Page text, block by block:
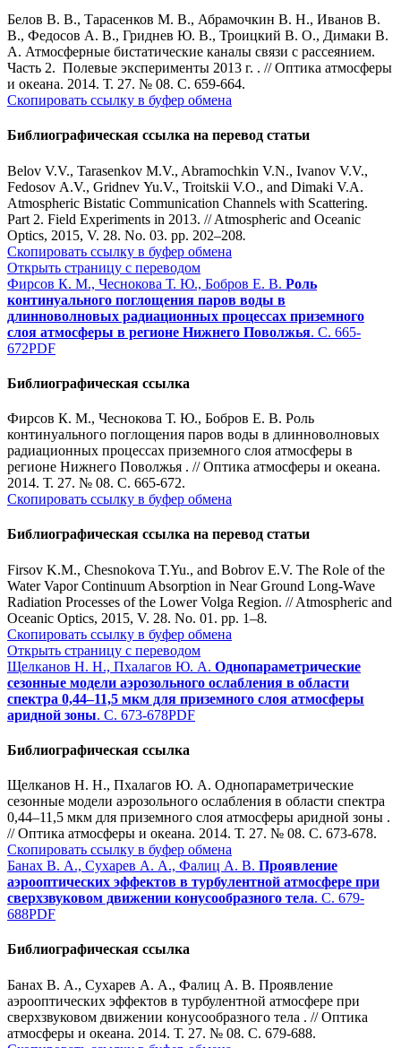
Белов В. В., Тарасенков М. В., Абрамочкин В. Н., Иванов В.
В., Федосов А. В., Гриднев Ю. В., Троицкий В. О., Димаки В.
А. Атмосферные бистатические каналы связи с рассеянием.
Часть 2. Полевые эксперименты 2013 г. . // Оптика атмосферы
и океана. 2014. Т. 27. № 08. С. 659-664.
Скопировать ссылку в буфер обмена
Библиографическая ссылка на перевод статьи
Belov V.V., Tarasenkov M.V., Abramochkin V.N., Ivanov V.V.,
Fedosov A.V., Gridnev Yu.V., Troitskii V.O., and Dimaki V.A.
Atmospheric Bistatic Communication Channels with Scattering.
Part 2. Field Experiments in 2013. // Atmospheric and Oceanic
Optics, 2015, V. 28. No. 03. pp. 202–208.
Скопировать ссылку в буфер обмена
Открыть страницу с переводом
Фирсов К. М., Чеснокова Т. Ю., Бобров Е. В. Роль
континуального поглощения паров воды в
длинноволновых радиационных процессах приземного
слоя атмосферы в регионе Нижнего Поволжья. С. 665-
672PDF
Библиографическая ссылка
Фирсов К. М., Чеснокова Т. Ю., Бобров Е. В. Роль
континуального поглощения паров воды в длинноволновых
радиационных процессах приземного слоя атмосферы в
регионе Нижнего Поволжья . // Оптика атмосферы и океана.
2014. Т. 27. № 08. С. 665-672.
Скопировать ссылку в буфер обмена
Библиографическая ссылка на перевод статьи
Firsov K.M., Chesnokova T.Yu., and Bobrov E.V. The Role of the
Water Vapor Continuum Absorption in Near Ground Long-Wave
Radiation Processes of the Lower Volga Region. // Atmospheric and
Oceanic Optics, 2015, V. 28. No. 01. pp. 1–8.
Скопировать ссылку в буфер обмена
Открыть страницу с переводом
Щелканов Н. Н., Пхалагов Ю. А. Однопараметрические
сезонные модели аэрозольного ослабления в области
спектра 0,44–11,5 мкм для приземного слоя атмосферы
аридной зоны. С. 673-678PDF
Библиографическая ссылка
Щелканов Н. Н., Пхалагов Ю. А. Однопараметрические
сезонные модели аэрозольного ослабления в области спектра
0,44–11,5 мкм для приземного слоя атмосферы аридной зоны .
// Оптика атмосферы и океана. 2014. Т. 27. № 08. С. 673-678.
Скопировать ссылку в буфер обмена
Банах В. А., Сухарев А. А., Фалиц А. В. Проявление
аэрооптических эффектов в турбулентной атмосфере при
сверхзвуковом движении конусообразного тела. С. 679-
688PDF
Библиографическая ссылка
Банах В. А., Сухарев А. А., Фалиц А. В. Проявление
аэрооптических эффектов в турбулентной атмосфере при
сверхзвуковом движении конусообразного тела . // Оптика
атмосферы и океана. 2014. Т. 27. № 08. С. 679-688.